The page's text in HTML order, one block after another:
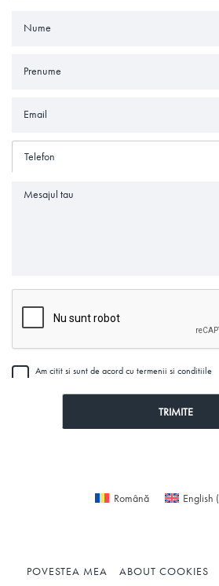
Am citit si sunt de acord cu termenii si conditiile
Română English (
POVESTEA MEA ABOUT COOKIES